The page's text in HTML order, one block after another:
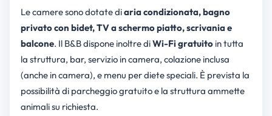
Le camere sono dotate diaria condizionata, bagno
privato con bidet, TV a schermo piatto, scrivania e
balcone. Il B&B dispone inoltre diWi-Fi gratuitoin tutta
la struttura, bar, servizio in camera, colazione inclusa
(anche in camera), e menu per diete speciali. È prevista la
possibilità di parcheggio gratuito e la struttura ammette
animali su richiesta.